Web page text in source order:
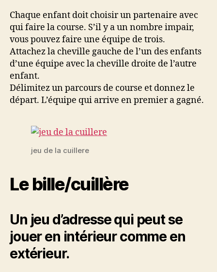
Chaque enfant doit choisir un partenaire avec
qui faire la course. S’il y a un nombre impair,
vous pouvez faire une équipe de trois.
Attachez la cheville gauche de l’un des enfants
d’une équipe avec la cheville droite de l’autre
enfant.
Délimitez un parcours de course et donnez le
départ. L’équipe qui arrive en premier a gagné.
jeu de la cuillere
Le bille/cuillère
Un jeu d’adresse qui peut se
jouer en intérieur comme en
extérieur.